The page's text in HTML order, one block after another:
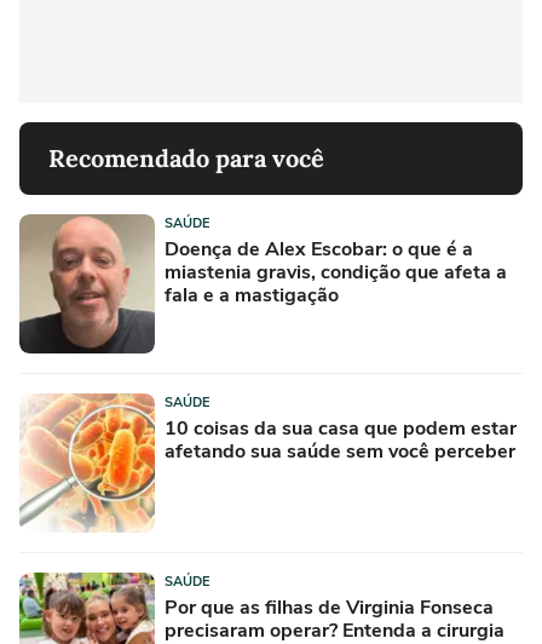
Recomendado para você
SAÚDE
Doença de Alex Escobar: o que é a
miastenia gravis, condição que afeta a
fala e a mastigação
SAÚDE
10 coisas da sua casa que podem estar
afetando sua saúde sem você perceber
SAÚDE
Por que as filhas de Virginia Fonseca
precisaram operar? Entenda a cirurgia